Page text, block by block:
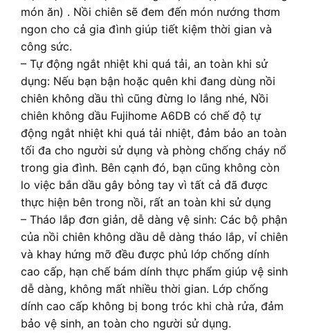
món ăn) . Nồi chiên sẽ đem đến món nướng thơm
ngon cho cả gia đình giúp tiết kiệm thời gian và
công sức.
– Tự động ngắt nhiệt khi quá tải, an toàn khi sử
dụng: Nếu bạn bận hoặc quên khi đang dùng nồi
chiên không dầu thì cũng đừng lo lắng nhé, Nồi
chiên không dầu Fujihome A6DB có chế độ tự
động ngắt nhiệt khi quá tải nhiệt, đảm bảo an toàn
tối đa cho người sử dụng và phòng chống cháy nổ
trong gia đình. Bên cạnh đó, bạn cũng không còn
lo việc bắn dầu gây bỏng tay vì tất cả đã được
thực hiện bên trong nồi, rất an toàn khi sử dụng
– Tháo lắp đơn giản, dễ dàng vệ sinh: Các bộ phận
của nồi chiên không dầu dễ dàng tháo lắp, vỉ chiên
và khay hứng mỡ đều được phủ lớp chống dính
cao cấp, hạn chế bám dính thực phẩm giúp vệ sinh
dễ dàng, không mất nhiều thời gian. Lớp chống
dính cao cấp không bị bong tróc khi chà rửa, đảm
bảo vệ sinh, an toàn cho người sử dụng.